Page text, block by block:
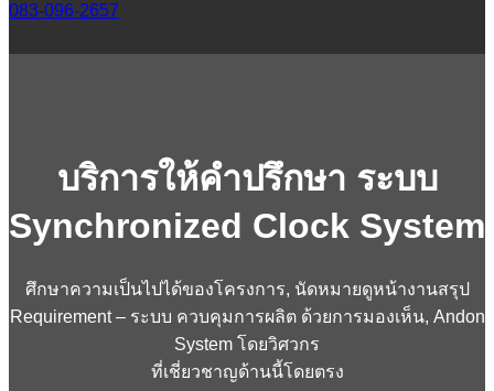
083-096-2657
บริการให้คำปรึกษา ระบบ
Synchronized Clock System
ศึกษาความเป็นไปได้ของโครงการ, นัดหมายดูหน้างานสรุป
Requirement – ระบบ ควบคุมการผลิต ด้วยการมองเห็น, Andon
System โดยวิศวกร
ที่เชี่ยวชาญด้านนี้โดยตรง